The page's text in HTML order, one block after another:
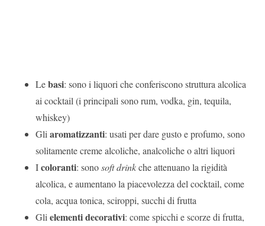
Lebasi: sono i liquori che conferiscono struttura alcolica
ai cocktail (i principali sono rum, vodka, gin, tequila,
whiskey)
Gli aromatizzanti: usati per dare gusto e profumo, sono
solitamente creme alcoliche, analcoliche o altri liquori
Icoloranti: sonosoft drinkche attenuano la rigidità
alcolica, e aumentano la piacevolezza del cocktail, come
cola, acqua tonica, sciroppi, succhi di frutta
Gli elementi decorativi: come spicchi e scorze di frutta,